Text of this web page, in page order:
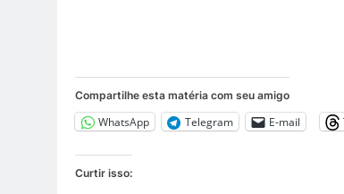
Compartilhe esta matéria com seu amigo
WhatsApp Telegram E-mail
Curtir isso: